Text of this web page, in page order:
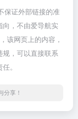
保证外部链接的准
向，不由爱导航实
该网页上的内容，
规，可以直接联系
。
分享！